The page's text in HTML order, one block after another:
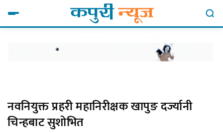
नवनियुक्त प्रहरी महानिरीक्षक खापुङ दर्ज्यानी
चिन्हबाट सुशोभित